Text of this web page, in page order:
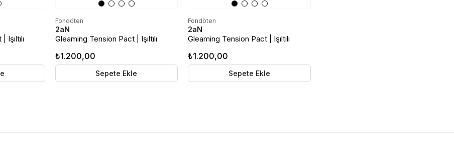
Fondöten
2aN
Gleaming Tension Pact | Işıltılı
Korumalı | 23 Natural Beige
₺1.200,00
Sepete Ekle
Fondöten
2aN
Gleaming Tension Pact | Işıltılı
Korumalı | 25 Sand Beige
₺1.200,00
Sepete Ekle